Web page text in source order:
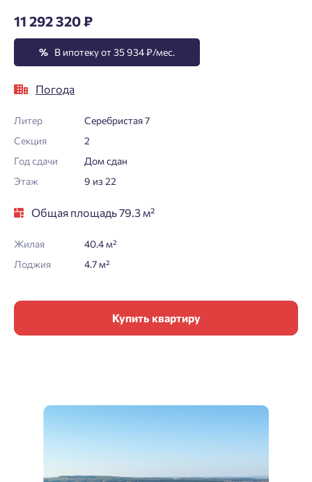
11 292 320 ₽
% В ипотеку от 35 934 ₽/мес.
Погода
Литер
Серебристая 7
Секция
2
Год сдачи
Дом сдан
Этаж
9 из 22
Общая площадь 79.3 м²
Жилая
40.4 м²
Лоджия
4.7 м²
Купить квартиру